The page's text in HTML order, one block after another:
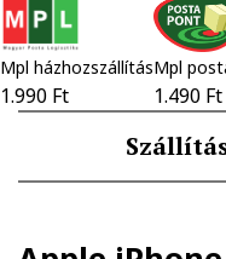
Mpl házhozszállítás
1.990 Ft
Mpl
1.490 Ft